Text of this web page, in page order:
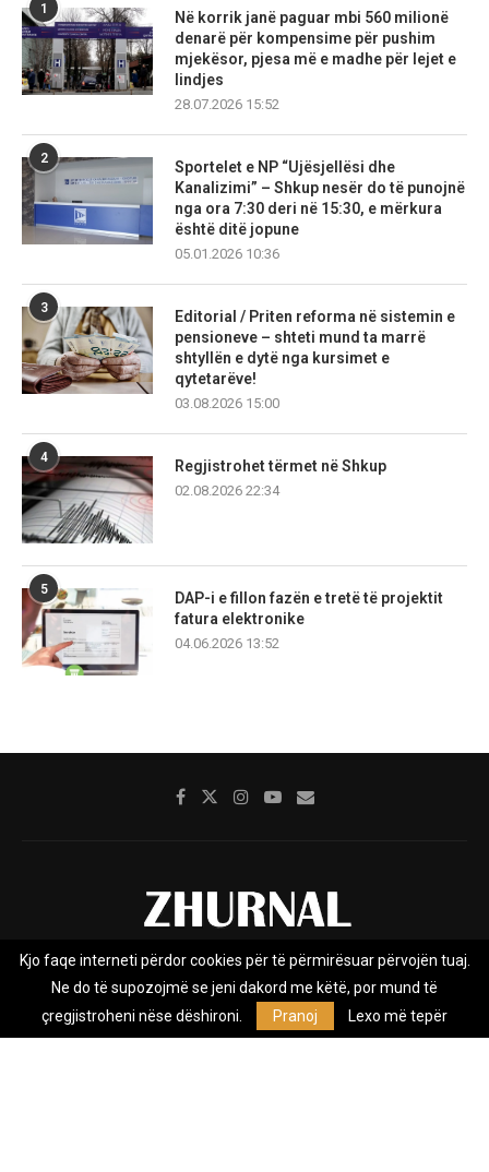
1
Në korrik janë paguar mbi 560 milionë
denarë për kompensime për pushim
mjekësor, pjesa më e madhe për lejet e
lindjes
28.07.2026 15:52
2
Sportelet e NP “Ujësjellësi dhe
Kanalizimi” – Shkup nesër do të punojnë
nga ora 7:30 deri në 15:30, e mërkura
është ditë jopune
05.01.2026 10:36
3
Editorial / Priten reforma në sistemin e
pensioneve – shteti mund ta marrë
shtyllën e dytë nga kursimet e
qytetarëve!
03.08.2026 15:00
4
Regjistrohet tërmet në Shkup
02.08.2026 22:34
5
DAP-i e fillon fazën e tretë të projektit
fatura elektronike
04.06.2026 13:52
Rreth nesh Impresumi Marketing
Privacy Policy
Zhurnal.mk është Agjenci e Lajmeve e pavarur, e themeluar në vitin
Kjo faqe interneti përdor cookies për të përmirësuar përvojën tuaj.
Ne do të supozojmë se jeni dakord me këtë, por mund të
çregjistroheni nëse dëshironi.
Pranoj Lexo më tepër